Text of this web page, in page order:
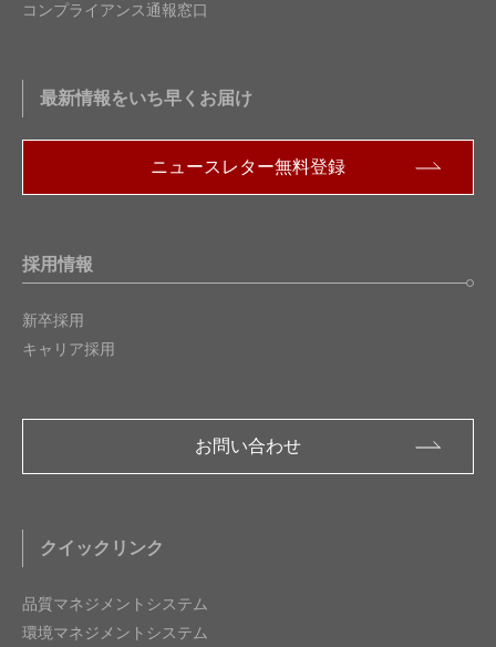
コンプライアンス通報窓口
最新情報をいち早くお届け
ニュースレター無料登録
採用情報
新卒採用
キャリア採用
お問い合わせ
クイックリンク
品質マネジメントシステム
環境マネジメントシステム